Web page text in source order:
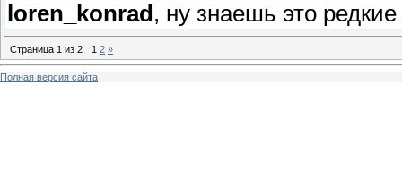
loren_konrad , ну знаешь это
Страница 1 из 2 1 2 »
Полная версия сайта